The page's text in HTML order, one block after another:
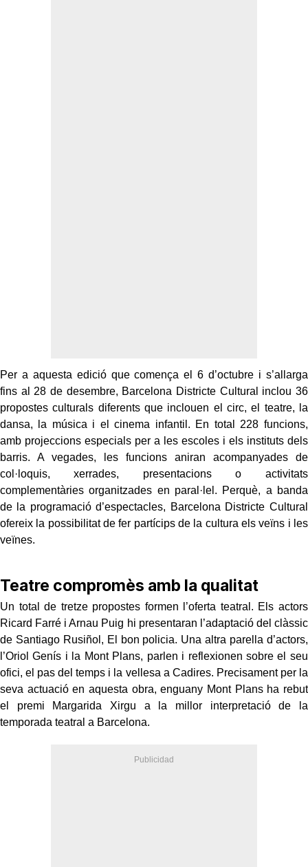
Per a aquesta edició que comença el 6 d’octubre i s’allarga
fins al 28 de desembre, Barcelona Districte Cultural inclou 36
propostes culturals diferents que inclouen el circ, el teatre, la
dansa, la música i el cinema infantil. En total 228 funcions,
amb projeccions especials per a les escoles i els instituts dels
barris. A vegades, les funcions aniran acompanyades de
col·loquis, xerrades, presentacions o activitats
complementàries organitzades en paral·lel. Perquè, a banda
de la programació d’espectacles, Barcelona Districte Cultural
ofereix la possibilitat de fer partícips de la cultura els veïns i les
veïnes.
Teatre compromès amb la qualitat
Un total de tretze propostes formen l’oferta teatral. Els actors
Ricard Farré i Arnau Puig hi presentaran l’adaptació del clàssic
de Santiago Rusiñol, El bon policia. Una altra parella d’actors,
l’Oriol Genís i la Mont Plans, parlen i reflexionen sobre el seu
ofici, el pas del temps i la vellesa a Cadires. Precisament per la
seva actuació en aquesta obra, enguany Mont Plans ha rebut
el premi Margarida Xirgu a la millor interpretació de la
temporada teatral a Barcelona.